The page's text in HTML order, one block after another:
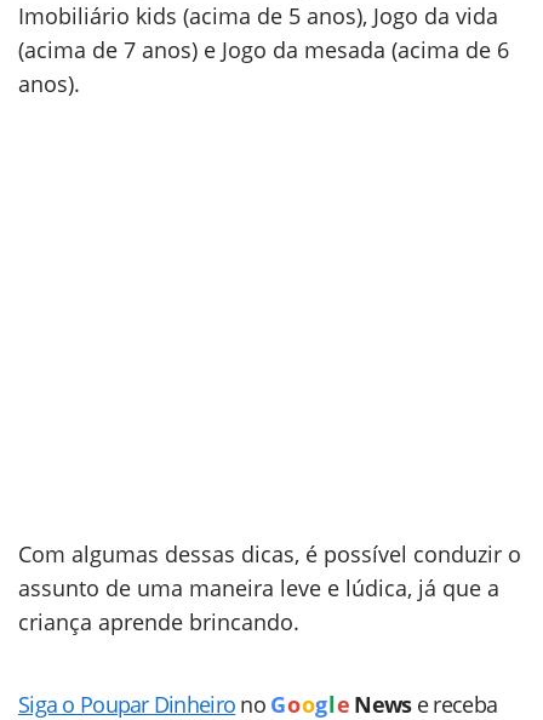
Imobiliário kids (acima de 5 anos), Jogo da vida
(acima de 7 anos) e Jogo da mesada (acima de 6
anos).
Com algumas dessas dicas, é possível conduzir o
assunto de uma maneira leve e lúdica, já que a
criança aprende brincando.
Siga o Poupar Dinheiro no Goog le News e receba